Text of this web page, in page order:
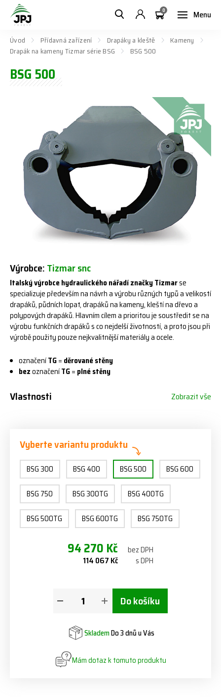
Menu
0
Úvod Přídavná zařízení Drapáky a kleště
Kameny
Drapák na kameny Tizmar série BSG
BSG 500
BSG 500
Výrobce:Tizmar snc
Italský výrobce hydraulického nářadí značky Tizmarse
specializuje především na návrh a výrobu různých typů a velikostí
drapáků, půdních lopat, drapáků na kameny, kleští na dřevo a
polypových drapáků. Hlavním cílem a prioritou je soustředit se na
výrobu funkčních drapáků s co nejdelší životností, a proto jsou při
výrobě použity pouze nejkvalitnější materiály a ocele.
označeníTG= děrované stěny
bezoznačeníTG= plné stěny
Vlastnosti Zobrazit vše
Vyberte variantu produktu
BSG 300 BSG 400 BSG 500 BSG 600
BSG 750 BSG 300TG BSG 400TG
BSG 500TG BSG 600TG BSG 750TG
94 270 Kč bez DPH
114 067 Kč s DPH
Do košíku
SklademDo 3 dnů u Vás
Mám dotaz k tomuto produktu